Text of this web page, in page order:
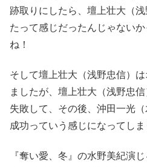
跡取りにしたら、壇上壮大（
たって感じだったんじゃない
ね！
そして壇上壮大（浅野忠信）
ましたが、壇上壮大（浅野忠
失敗して、その後、沖田一光
成功っていう感じになってしま
『奪い愛、冬』の水野美紀演